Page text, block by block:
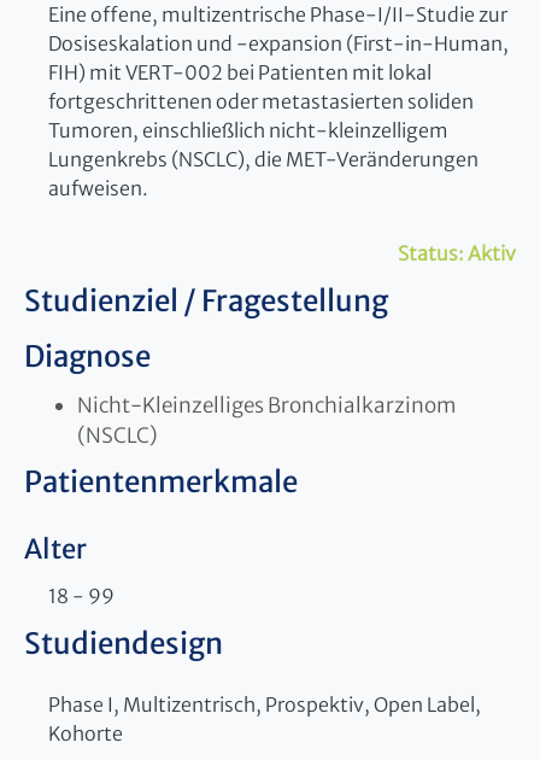
Eine offene, multizentrische Phase-I/II-Studie zur
Dosiseskalation und -expansion (First-in-Human,
FIH) mit VERT-002 bei Patienten mit lokal
fortgeschrittenen oder metastasierten soliden
Tumoren, einschließlich nicht-kleinzelligem
Lungenkrebs (NSCLC), die MET-Veränderungen
aufweisen.
Status: Aktiv
Studienziel / Fragestellung
Diagnose
Nicht-Kleinzelliges Bronchialkarzinom
(NSCLC)
Patientenmerkmale
Alter
18 - 99
Studiendesign
Phase I, Multizentrisch, Prospektiv, Open Label,
Kohorte